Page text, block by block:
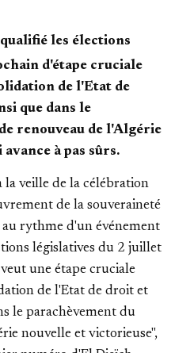
les élections
d'étape cruciale
de l'Etat de
que dans le
renouveau de l'Algérie
à pas sûrs.
la veille de la célébration
de la souveraineté
rythme d'un événement
législatives du 2 juillet
une étape cruciale
de l'Etat de droit et
le parachèvement du
nouvelle et victorieuse",